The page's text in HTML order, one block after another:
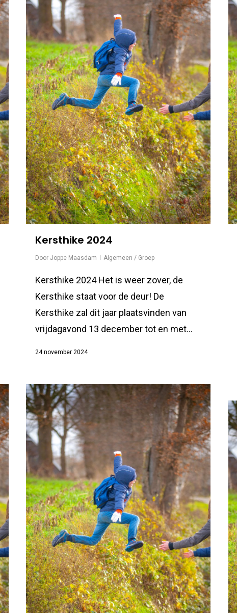
Kersthike 2024
Door Joppe Maasdam Algemeen / Groep
Kersthike 2024 Het is weer zover, de
Kersthike staat voor de deur! De
Kersthike zal dit jaar plaatsvinden van
vrijdagavond 13 december tot en met...
24 november 2024